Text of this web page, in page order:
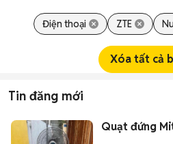
Điện thoại ZTE
Xóa tất cả
Tin đăng mới
Quạt đứng